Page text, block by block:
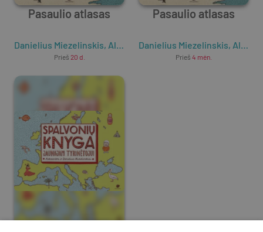
Pasaulio atlasas
Danielius Miezelinskis, Aleksandra Mizielinska
Prieš 20 d.
Pasaulio atlasas
Danielius Miezelinskis, Aleksandra Mizielinska
Prieš 4 mėn.